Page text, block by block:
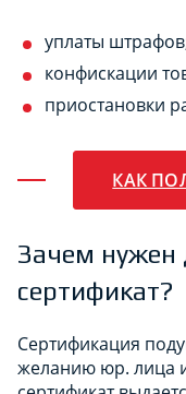
уплаты
конфискации
приостановки
КАК
Зачем нужен
сертификат?
Сертификация
желанию юр. лица